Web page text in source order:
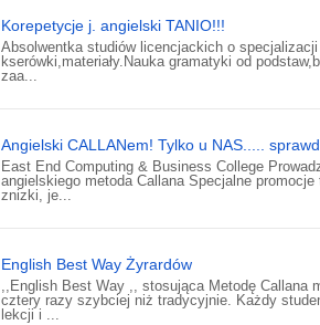
Korepetycje j. angielski TANIO!!!
Absolwentka studiów licencjackich o
kserówki,materiały.Nauka gramatyki od
zaa...
Angielski CALLANem! Tylko u NAS.....
East End Computing & Business College
angielskiego metoda Callana Specjalne
znizki, je...
English Best Way Żyrardów
,,English Best Way ,, stosująca Metodę Callana
cztery razy szybciej niż tradycyjnie. Każdy
lekcji i ...